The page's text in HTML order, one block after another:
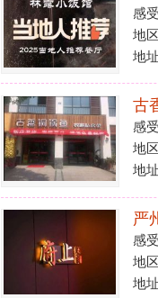
严州府·
感受: 0 服
地区：建
临江宴
感受: 0服
地区：桐
地址：杭
印象农林
0 服
地区：临
地址：杭